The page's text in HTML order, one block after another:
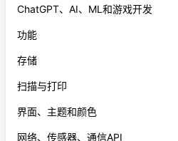
ChatGPT、AI、ML和游戏开发
功能
存储
扫描与打印
界面、主题和颜色
网络、传感器、通信API